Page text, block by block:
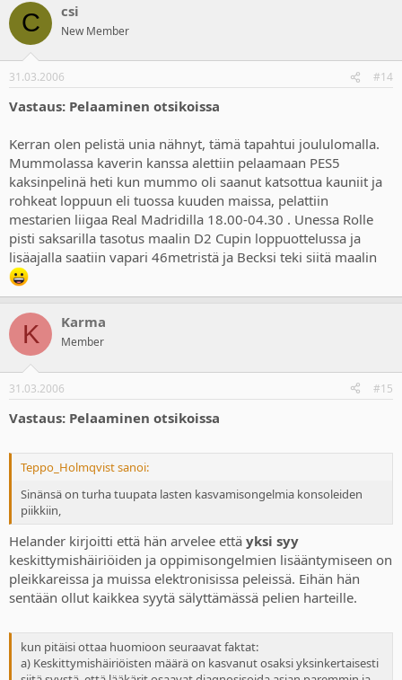
C csi
New Member
31.03.2006 #14
Vastaus: Pelaaminen otsikoissa
Kerran olen pelistä unia nähnyt, tämä tapahtui joululomalla.
Mummolassa kaverin kanssa alettiin pelaamaan PES5
kaksinpelinä heti kun mummo oli saanut katsottua kauniit ja
rohkeat loppuun eli tuossa kuuden maissa, pelattiin
mestarien liigaa Real Madridilla 18.00-04.30 . Unessa Rolle
pisti saksarilla tasotus maalin D2 Cupin loppuottelussa ja
lisäajalla saatiin vapari 46metristä ja Becksi teki siitä maalin
K Karma
Member
31.03.2006 #15
Vastaus: Pelaaminen otsikoissa
Teppo_Holmqvist sanoi:
Sinänsä on turha tuupata lasten kasvamisongelmia konsoleiden
piikkiin,
Helander kirjoitti että hän arvelee että yksi syy
keskittymishäiriöiden ja oppimisongelmien lisääntymiseen on
pleikkareissa ja muissa elektronisissa peleissä. Eihän hän
sentään ollut kaikkea syytä sälyttämässä pelien harteille.
kun pitäisi ottaa huomioon seuraavat faktat:
a) Keskittymishäiriöisten määrä on kasvanut osaksi yksinkertaisesti